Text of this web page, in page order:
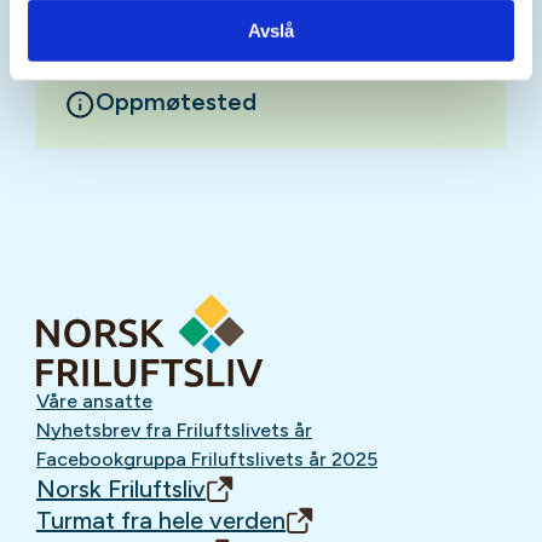
Avslå
Oppmøtested
Våre ansatte
Nyhetsbrev fra Friluftslivets år
Facebookgruppa Friluftslivets år 2025
Norsk Friluftsliv
Turmat fra hele verden